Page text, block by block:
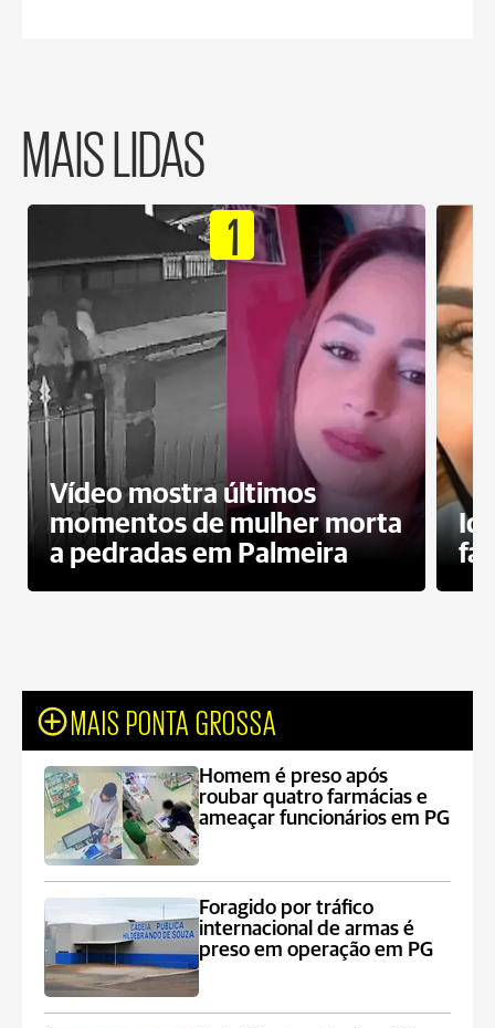
MAIS LIDAS
1
Vídeo mostra últimos
momentos de mulher morta
a pedradas em Palmeira
MAIS PONTA GROSSA
Homem é preso após
roubar quatro farmácias e
ameaçar funcionários em PG
Foragido por tráfico
internacional de armas é
preso em operação em PG